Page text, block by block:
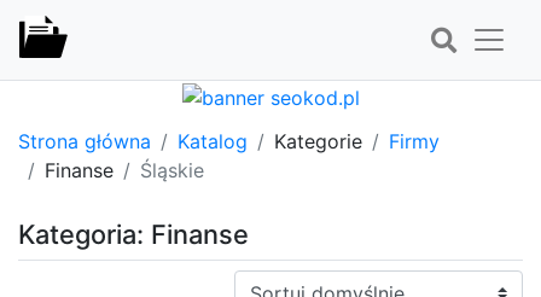
Strona główna Katalog Kategorie
Firmy
Finanse
Śląskie
Kategoria: Finanse
Sortuj: